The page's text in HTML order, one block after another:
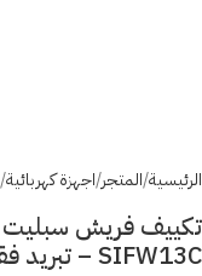
الرئيسية المتجر اجهزة كهربائية
SIFW13C – تبريد فقط بخاصية البلازما